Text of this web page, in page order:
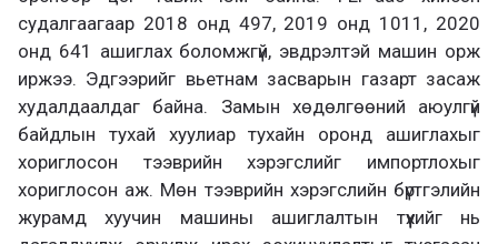
судалгаагаар 2018 онд 497, 2019 онд 1011, 2020
онд 641 ашиглах боломжгүй, эвдрэлтэй машин орж
иржээ. Эдгээрийг вьетнам засварын газарт засаж
худалдаалдаг байна. Замын хөдөлгөөний аюулгүй
байдлын тухай хуулиар тухайн оронд ашиглахыг
хориглосон тээврийн хэрэгслийг импортлохыг
хориглосон аж. Мөн тээврийн хэрэгслийн бүртгэлийн
журамд хуучин машины ашиглалтын түүхийг нь